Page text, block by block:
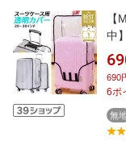
中
ー
止
690
6ポ
無